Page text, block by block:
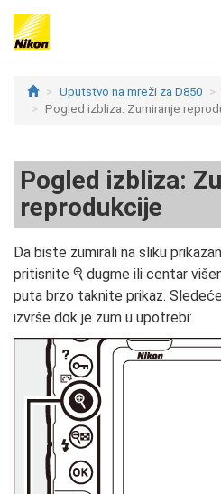
Uputstvo na mreži za D850
Pogled izbliza: Zumiranje
Pogled izbliza:
reprodukcije
Da biste zumirali na sliku
pritisnite X dugme ili centar
puta brzo taknite prikaz.
izvrše dok je zum u upotrebi: